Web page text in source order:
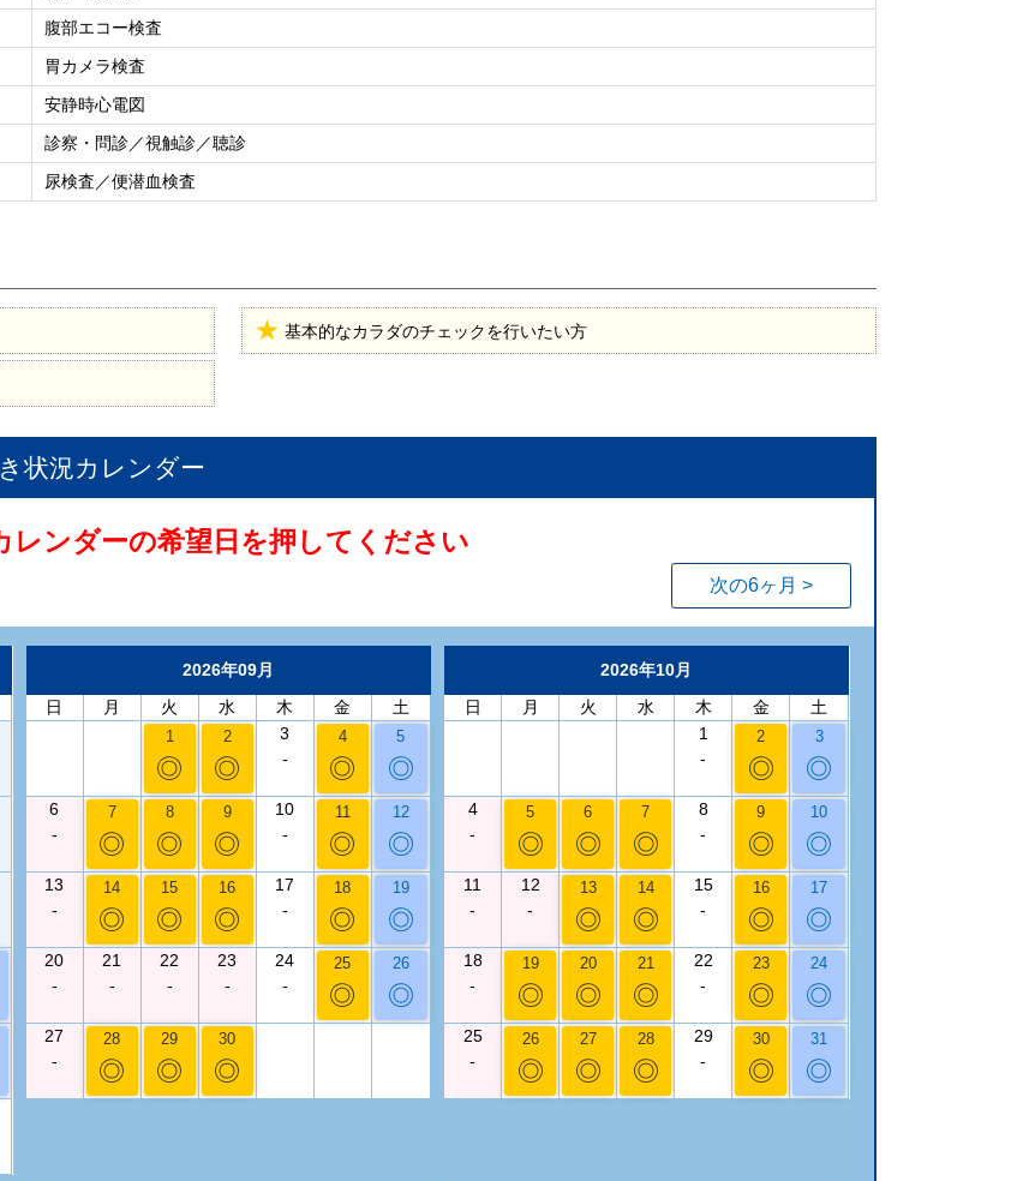
腹部エコー検査
胃カメラ検査
安静時心電図
診察・問診／視触診／聴診
尿検査／便潜血検査
基本的なカラダのチェックを行いたい方
状況カレンダー
レンダーの希望日を押してください
次の6ヶ月 >
2026年09月
日
月 火 水 木 金 土
1
◎
2
◎
3
-
4
◎
5
◎
6
-
7
◎
8
◎
9
◎
10
-
11
◎
12
◎
13
-
14
◎
15
◎
16
◎
17
-
18
◎
19
◎
20
-
21
-
22
-
23
-
24
-
25
◎
26
◎
27
-
28
◎
29
◎
30
◎
2026年10月
日
月 火 水 木 金
土
1
-
2
◎
3
◎
4
-
5
◎
6
◎
7
◎
8
-
9
◎
10
◎
11
-
12
-
13
◎
14
◎
15
-
16
◎
17
◎
18
-
19
◎
20
◎
21
◎
22
-
23
◎
24
◎
25
-
26
◎
27
◎
28
◎
29
-
30
◎
31
◎